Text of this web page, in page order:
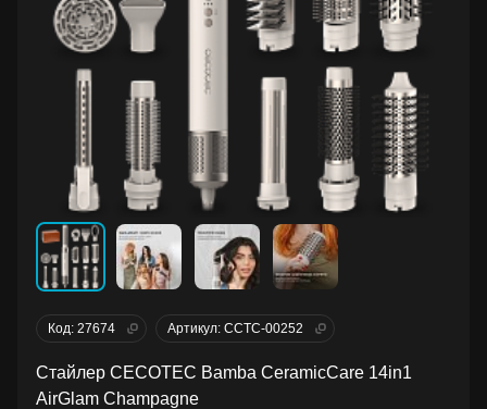
Код: 27674 Артикул: CCTC-00252
Стайлер CECOTEC Bamba CeramicCare 14in1
AirGlam Champagne